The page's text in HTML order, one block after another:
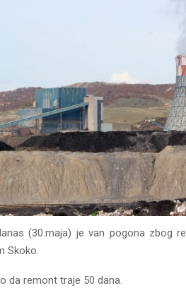
(30.maja) je van pogona zbog
Skoko.
da remont traje 50 dana.